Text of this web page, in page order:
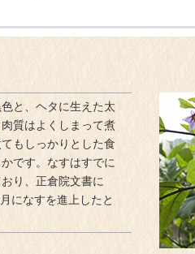
と、ヘタに生えた太
質はよくしまって煮
もしっかりとした食
です。なすはすでに
り、正倉院文書に
になすを進上したと